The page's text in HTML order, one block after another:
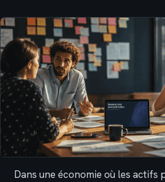
Dans une économie où les actifs